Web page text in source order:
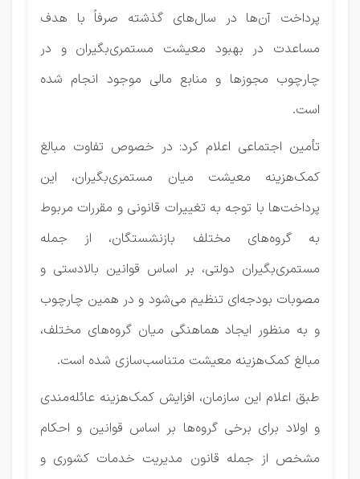
پرداخت آن‌ها در سال‌های گذشته صرفاً با هدف
مساعدت در بهبود معیشت مستمری‌بگیران و در
چارچوب مجوزها و منابع مالی موجود انجام شده
است.
تأمین اجتماعی اعلام کرد: در خصوص تفاوت مبالغ
کمک‌هزینه معیشت میان مستمری‌بگیران، این
پرداخت‌ها با توجه به تغییرات قانونی و مقررات مربوط
به گروه‌های مختلف بازنشستگان، از جمله
مستمری‌بگیران دولتی، بر اساس قوانین بالادستی و
مصوبات بودجه‌ای تنظیم می‌شود و در همین چارچوب
و به منظور ایجاد هماهنگی میان گروه‌های مختلف،
مبالغ کمک‌هزینه معیشت متناسب‌سازی شده است.
طبق اعلام این سازمان، افزایش کمک‌هزینه عائله‌مندی
و اولاد برای برخی گروه‌ها بر اساس قوانین و احکام
مشخص از جمله قانون مدیریت خدمات کشوری و